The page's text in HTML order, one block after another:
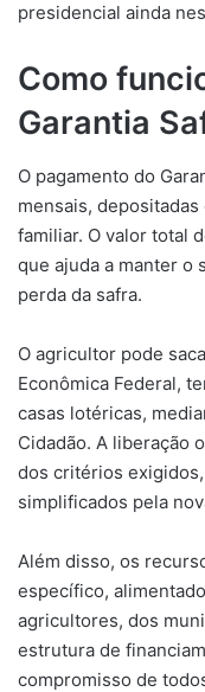
presidencial ainda
Como
Garantia
O pagamento do
mensais,
familiar. O valor total
que ajuda a manter o
perda da safra.
O agricultor pode
Econômica Federal,
casas lotéricas,
Cidadão. A liberação
dos critérios
simplificados pela
Além disso, os
específico,
agricultores, dos
estrutura de
compromisso de